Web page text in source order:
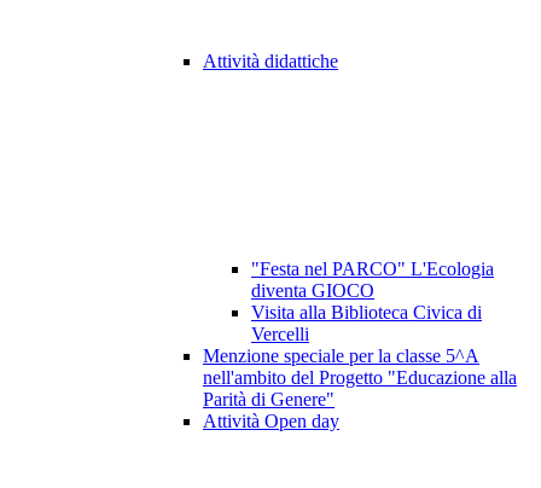
Attività didattiche
"Festa nel PARCO" L'Ecologia
diventa GIOCO
Visita alla Biblioteca Civica di
Vercelli
Menzione speciale per la classe 5^A
nell'ambito del Progetto "Educazione alla
Parità di Genere"
Attività Open day